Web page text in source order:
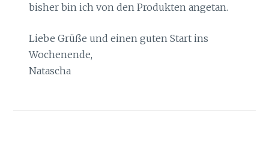
bisher bin ich von den Produkten angetan.
Liebe Grüße und einen guten Start ins
Wochenende,
Natascha